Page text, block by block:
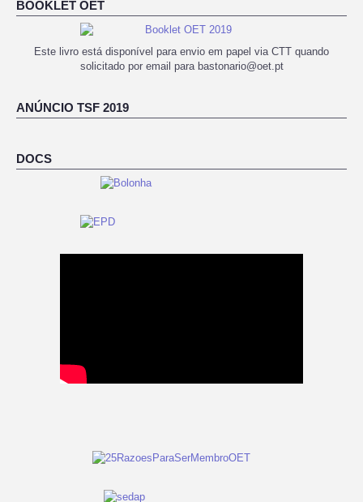
BOOKLET OET
Este livro está disponível para envio em papel via CTT quando
solicitado por email para bastonario@oet.pt
ANÚNCIO TSF 2019
DOCS